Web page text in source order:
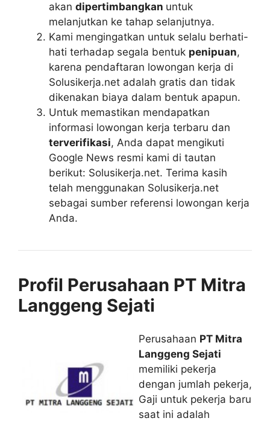
akan dipertimbangkan untuk
melanjutkan ke tahap selanjutnya.
Kami mengingatkan untuk selalu berhati-
hati terhadap segala bentuk penipuan,
karena pendaftaran lowongan kerja di
Solusikerja.net adalah gratis dan tidak
dikenakan biaya dalam bentuk apapun.
Untuk memastikan mendapatkan
informasi lowongan kerja terbaru dan
terverifikasi, Anda dapat mengikuti
Google News resmi kami di tautan
berikut: Solusikerja.net. Terima kasih
telah menggunakan Solusikerja.net
sebagai sumber referensi lowongan kerja
Anda.
Profil Perusahaan PT Mitra
Langgeng Sejati
Perusahaan PT Mitra
Langgeng Sejati
memiliki pekerja
dengan jumlah pekerja,
Gaji untuk pekerja baru
saat ini adalah